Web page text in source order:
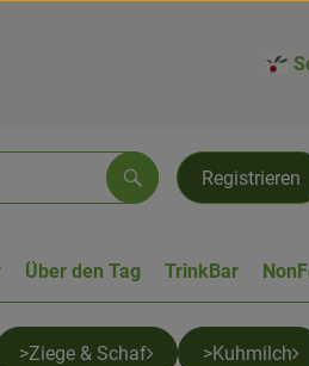
Registrieren
Suchen
Über den Tag TrinkBar
>Ziege & Schaf >Kuhmilch